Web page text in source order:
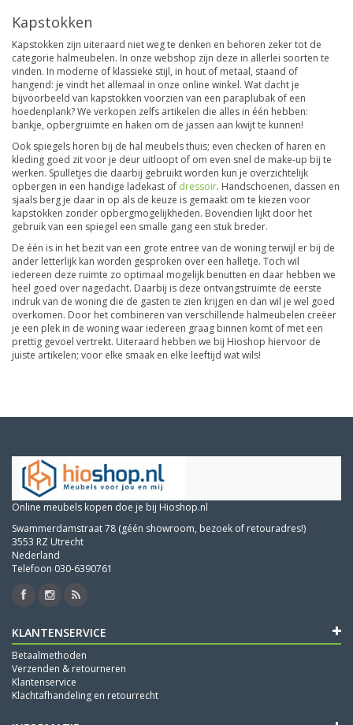
Kapstokken
Kapstokken zijn uiteraard niet weg te denken en behoren zeker tot de
categorie halmeubelen. In onze webshop zijn deze in allerlei soorten te
vinden. In moderne of klassieke stijl, in hout of metaal, staand of
hangend: je vindt het allemaal in onze online winkel. Wat dacht je
bijvoorbeeld van kapstokken voorzien van een paraplubak of een
hoedenplank? We verkopen zelfs artikelen die alles in één hebben:
bankje, opbergruimte en haken om de jassen aan kwijt te kunnen!
Ook spiegels horen bij de hal meubels thuis; even checken of haren en
kleding goed zit voor je deur uitloopt of om even snel de make-up bij te
werken. Spulletjes die daarbij gebruikt worden kun je overzichtelijk
opbergen in een handige ladekast of dressoir. Handschoenen, dassen en
sjaals berg je daar in op als de keuze is gemaakt om te kiezen voor
kapstokken zonder opbergmogelijkheden. Bovendien lijkt door het
gebruik van een spiegel een smalle gang een stuk breder.
De één is in het bezit van een grote entree van de woning terwijl er bij de
ander letterlijk kan worden gesproken over een halletje. Toch wil
iedereen deze ruimte zo optimaal mogelijk benutten en daar hebben we
heel goed over nagedacht. Daarbij is deze ontvangstruimte de eerste
indruk van de woning die de gasten te zien krijgen en dan wil je wel goed
overkomen. Door het combineren van verschillende halmeubelen creëer
je een plek in de woning waar iedereen graag binnen komt of met een
prettig gevoel vertrekt. Uiteraard hebben we bij Hioshop hiervoor de
juiste artikelen; voor elke smaak en elke leeftijd wat wils!
Online meubels kopen doe je bij Hioshop.nl
Swammerdamstraat 78 (géén showroom, bezoek of retouradres!)
3553 RZ Utrecht
Nederland
Telefoon 030-6390761
KLANTENSERVICE
Betaalmethoden
Verzenden & retourneren
Klantenservice
Klachtafhandeling en retourrecht